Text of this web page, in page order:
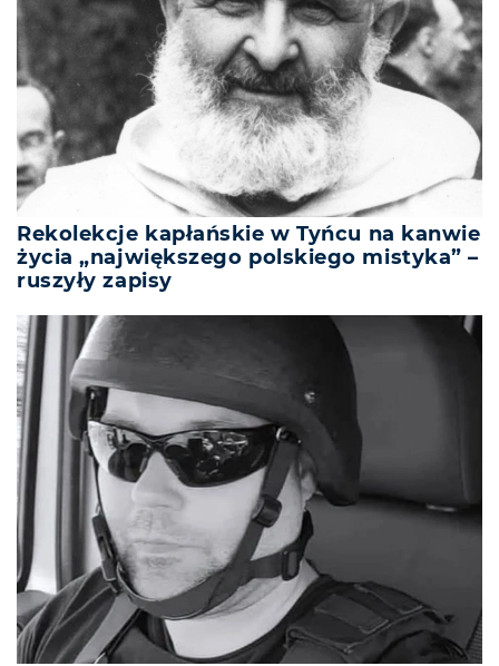
Rekolekcje kapłańskie w Tyńcu na kanwie
życia „największego polskiego mistyka” –
ruszyły zapisy